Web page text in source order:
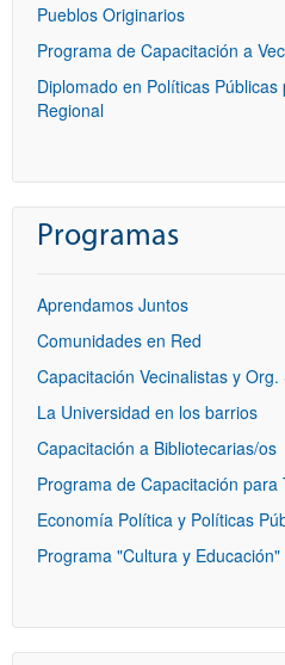
Pueblos Originarios
Programa de Capacitación a
Diplomado en Políticas
Regional
Programas
Aprendamos Juntos
Comunidades en Red
Capacitación Vecinalistas y Org.
La Universidad en los barrios
Capacitación a Bibliotecarias/os
Programa de Capacitación para
Economía Política y Políticas
Programa "Cultura y Educación"